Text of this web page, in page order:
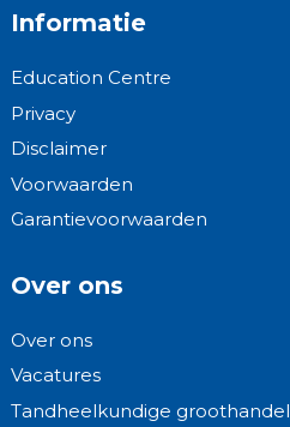
Informatie
Education Centre
Privacy
Disclaimer
Voorwaarden
Garantievoorwaarden
Over ons
Over ons
Vacatures
Tandheelkundige groothandel